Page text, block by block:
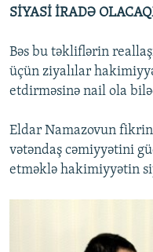
SİYASİ İRADƏ
Bəs bu təkliflərin
üçün ziyalılar
etdirməsinə nail ola
Eldar Namazovun
vətəndaş cəmiyyətini
etməklə hakimiyyətin